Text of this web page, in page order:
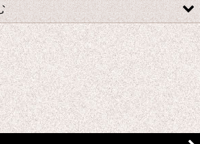
絞り込む
品)